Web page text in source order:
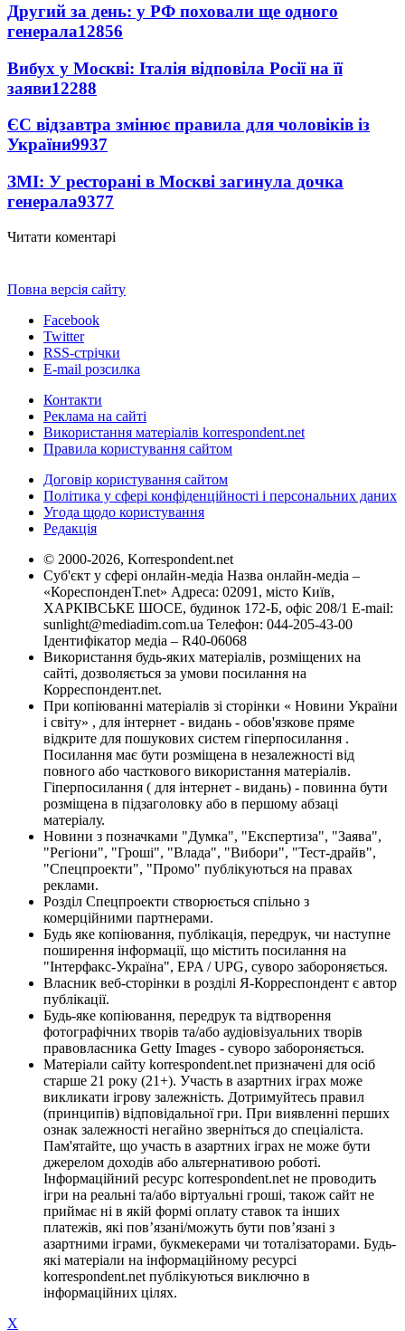
Другий за день: у РФ поховали ще одного
генерала12856
Вибух у Москві: Італія відповіла Росії на її
заяви12288
ЄС відзавтра змінює правила для чоловіків із
України9937
ЗМІ: У ресторані в Москві загинула дочка
генерала9377
Читати коментарі
Повна версія сайту
Facebook
Twitter
RSS-стрічки
E-mail розсилка
Контакти
Реклама на сайті
Використання матеріалів korrespondent.net
Правила користування сайтом
Договір користування сайтом
Політика у сфері конфіденційності і персональних даних
Угода щодо користування
Редакція
© 2000-2026, Korrespondent.net
Суб'єкт у сфері онлайн-медіа Назва онлайн-медіа –
«КореспонденТ.net» Адреса: 02091, місто Київ,
ХАРКІВСЬКЕ ШОСЕ, будинок 172-Б, офіс 208/1 E-mail:
sunlight@mediadim.com.ua Телефон: 044-205-43-00
Ідентифікатор медіа – R40-06068
Використання будь-яких матеріалів, розміщених на
сайті, дозволяється за умови посилання на
Корреспондент.net.
При копіюванні матеріалів зі сторінки « Новини України
і світу» , для інтернет - видань - обов'язкове пряме
відкрите для пошукових систем гіперпосилання .
Посилання має бути розміщена в незалежності від
повного або часткового використання матеріалів.
Гіперпосилання ( для інтернет - видань) - повинна бути
розміщена в підзаголовку або в першому абзаці
матеріалу.
Новини з позначками "Думка", "Експертиза", "Заява",
"Регіони", "Гроші", "Влада", "Вибори", "Тест-драйв",
"Спецпроекти", "Промо" публікуються на правах
реклами.
Розділ Спецпроекти створюється спільно з
комерційними партнерами.
Будь яке копіювання, публікація, передрук, чи наступне
поширення інформації, що містить посилання на
"Інтерфакс-Україна", EPA / UPG, суворо забороняється.
Власник веб-сторінки в розділі Я-Корреспондент є автор
публікації.
Будь-яке копіювання, передрук та відтворення
фотографічних творів та/або аудіовізуальних творів
правовласника Getty Images - суворо забороняється.
Матеріали сайту korrespondent.net призначені для осіб
старше 21 року (21+). Участь в азартних іграх може
викликати ігрову залежність. Дотримуйтесь правил
(принципів) відповідальної гри. При виявленні перших
ознак залежності негайно зверніться до спеціаліста.
Пам'ятайте, що участь в азартних іграх не може бути
джерелом доходів або альтернативою роботі.
Інформаційний ресурс korrespondent.net не проводить
ігри на реальні та/або віртуальні гроші, також сайт не
приймає ні в якій формі оплату ставок та інших
платежів, які пов’язані/можуть бути пов’язані з
азартними іграми, букмекерами чи тоталізаторами. Будь-
які матеріали на інформаційному ресурсі
korrespondent.net публікуються виключно в
інформаційних цілях.
X